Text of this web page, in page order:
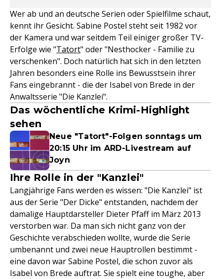
Wer ab und an deutsche Serien oder Spielfilme schaut,
kennt ihr Gesicht. Sabine Postel steht seit 1982 vor
der Kamera und war seitdem Teil einiger großer TV-
Erfolge wie "Tatort" oder "Nesthocker - Familie zu
verschenken". Doch natürlich hat sich in den letzten
Jahren besonders eine Rolle ins Bewusstsein ihrer
Fans eingebrannt - die der Isabel von Brede in der
Anwaltsserie "Die Kanzlei".
Das wöchentliche Krimi-Highlight
sehen
Neue "Tatort"-Folgen sonntags um
20:15 Uhr im ARD-Livestream auf
Joyn
Ihre Rolle in der "Kanzlei"
Langjährige Fans werden es wissen: "Die Kanzlei" ist
aus der Serie "Der Dicke" entstanden, nachdem der
damalige Hauptdarsteller Dieter Pfaff im März 2013
verstorben war. Da man sich nicht ganz von der
Geschichte verabschieden wollte, wurde die Serie
umbenannt und zwei neue Hauptrollen bestimmt -
eine davon war Sabine Postel, die schon zuvor als
Isabel von Brede auftrat. Sie spielt eine toughe, aber